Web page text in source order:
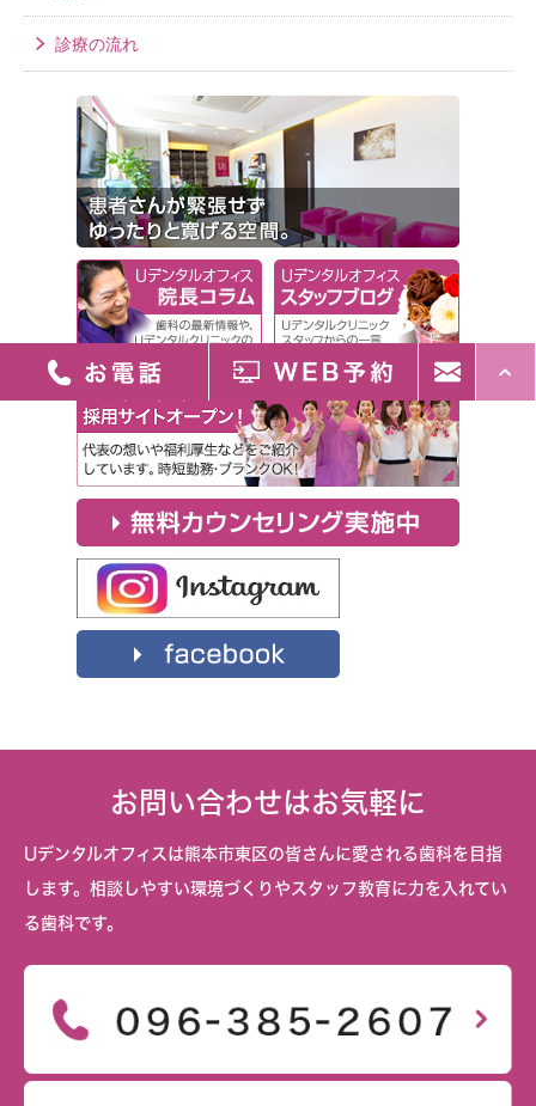
診療の流れ
お問い合わせはお気軽に
Uデンタルオフィスは熊本市東区の皆さんに愛される歯科を目指
します。相談しやすい環境づくりやスタッフ教育に力を入れてい
る歯科です。